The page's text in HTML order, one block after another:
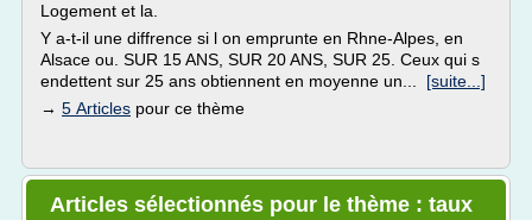
Logement et la.
Y a-t-il une diffrence si l on emprunte en Rhne-Alpes, en
Alsace ou. SUR 15 ANS, SUR 20 ANS, SUR 25. Ceux qui s
endettent sur 25 ans obtiennent en moyenne un... [suite...]
→ 5 Articles pour ce thème
Articles sélectionnés pour le thème : taux